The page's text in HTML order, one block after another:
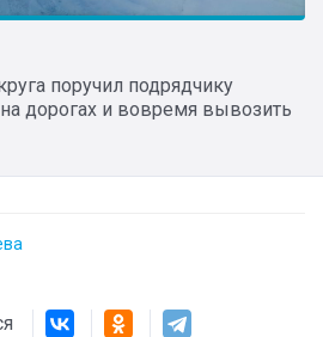
поручил подрядчику
дорогах и вовремя вывозить